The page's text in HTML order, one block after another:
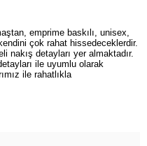
emprime baskılı, unisex,
çok rahat hissedeceklerdir.
nakış detayları yer almaktadır.
ile uyumlu olarak
ile rahatlıkla